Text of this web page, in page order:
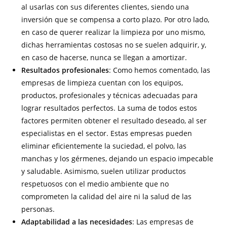
al usarlas con sus diferentes clientes, siendo una
inversión que se compensa a corto plazo. Por otro lado,
en caso de querer realizar la limpieza por uno mismo,
dichas herramientas costosas no se suelen adquirir, y,
en caso de hacerse, nunca se llegan a amortizar.
Resultados profesionales: Como hemos comentado, las
empresas de limpieza cuentan con los equipos,
productos, profesionales y técnicas adecuadas para
lograr resultados perfectos. La suma de todos estos
factores permiten obtener el resultado deseado, al ser
especialistas en el sector. Estas empresas pueden
eliminar eficientemente la suciedad, el polvo, las
manchas y los gérmenes, dejando un espacio impecable
y saludable. Asimismo, suelen utilizar productos
respetuosos con el medio ambiente que no
comprometen la calidad del aire ni la salud de las
personas.
Adaptabilidad a las necesidades: Las empresas de